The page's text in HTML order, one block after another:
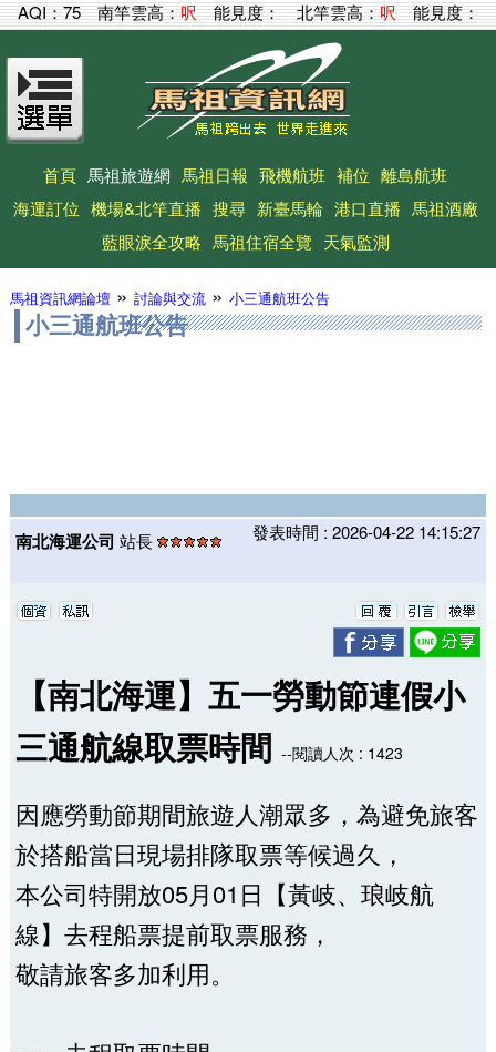
AQI：75 南竿雲高：呎能見度：北竿雲高：呎能見度：
首頁 馬祖旅遊網 馬祖日報 飛機航班 補位 離島航班
海運訂位 機場&北竿直播 搜尋 新臺馬輪 港口直播 馬祖酒廠
藍眼淚全攻略 馬祖住宿全覽 天氣監測
馬祖資訊網論壇» 討論與交流» 小三通航班公告
小三通航班公告
南北海運公司 站長 發表時間 : 2026-04-22 14:15:27
【南北海運】五一勞動節連假小
三通航線取票時間 --閱讀人次 : 1423
因應勞動節期間旅遊人潮眾多，為避免旅客
於搭船當日現場排隊取票等候過久，
本公司特開放05月01日【黃岐、琅岐航
線】去程船票提前取票服務，
敬請旅客多加利用。